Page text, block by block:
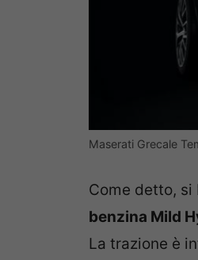
Maserati Grecale
Come detto, si
benzina Mild
La trazione è